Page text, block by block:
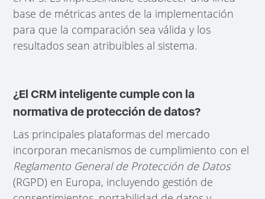
base de métricas antes de la implementación
para que la comparación sea válida y los
resultados sean atribuibles al sistema.
¿El CRM inteligente cumple con la
normativa de protección de datos?
Las principales plataformas del mercado
incorporan mecanismos de cumplimiento con el
Reglamento General de Protección de Datos
(RGPD) en Europa, incluyendo gestión de